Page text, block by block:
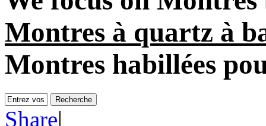
Montres à quartz à
Montres habillées
Share|